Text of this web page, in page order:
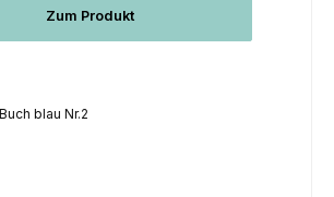
Zum Produkt